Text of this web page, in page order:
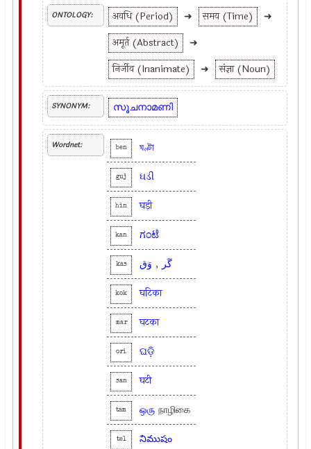
ONTOLOGY: अवधि (Period) ➜ समय (Time)
➜
अमूर्त (Abstract)
➜
निर्जीव (Inanimate)
➜ संज्ञा (Noun)
SYNONYM: സൂചനാമണി
Wordnet: ben ঘণ্টা
guj ઘડી
hin घड़ी
kan ಗಂಟೆ
kas گَر , وَق
kok घटिका
mar घटका
ori ଘଡ଼ି
san घटी
tam ஒரு நாழிகை
tel నిముషం